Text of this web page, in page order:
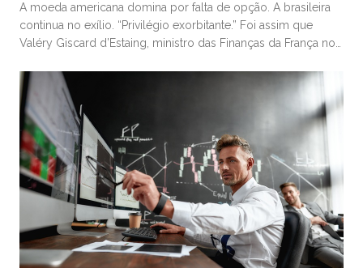
A moeda americana domina por falta de opção. A brasileira
continua no exílio. “Privilégio exorbitante.” Foi assim que
Valéry Giscard d’Estaing, ministro das Finanças da França nos
Unidos de financiar déficits em sua própria moeda — e, ainda
assim, ser premiado com confiança global. Enquanto o
mundo […]